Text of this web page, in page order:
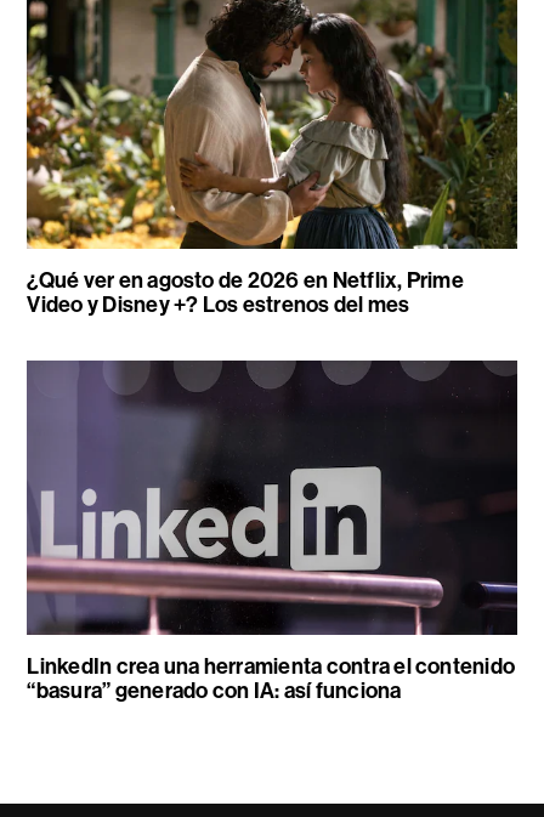
¿Qué ver en agosto de 2026 en Netflix, Prime
Video y Disney +? Los estrenos del mes
LinkedIn crea una herramienta contra el contenido
“basura” generado con IA: así funciona